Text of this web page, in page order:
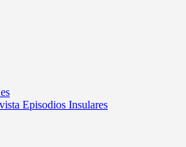
Episodios Insulares